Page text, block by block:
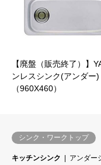
【廃盤（販売終了）】
ンレスシンク(アンダー)
（960X460）
シンク・ワークトップ
キッチンシンク アンダー